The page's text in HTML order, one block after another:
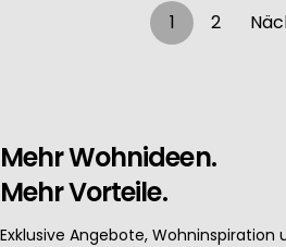
1 2
Mehr Wohnideen.
Mehr Vorteile.
Exklusive Angebote, Wohninspiration